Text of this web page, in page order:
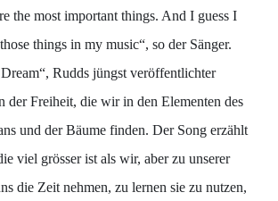
the most important things. And I guess I
things in my music“, so der Sänger.
Rudds jüngst veröffentlichter
der Freiheit, die wir in den Elementen des
und der Bäume finden. Der Song erzählt
viel grösser ist als wir, aber zu unserer
die Zeit nehmen, zu lernen sie zu nutzen,